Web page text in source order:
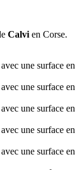
Calvi en Corse.
une surface en
une surface en
une surface en
une surface en
une surface en